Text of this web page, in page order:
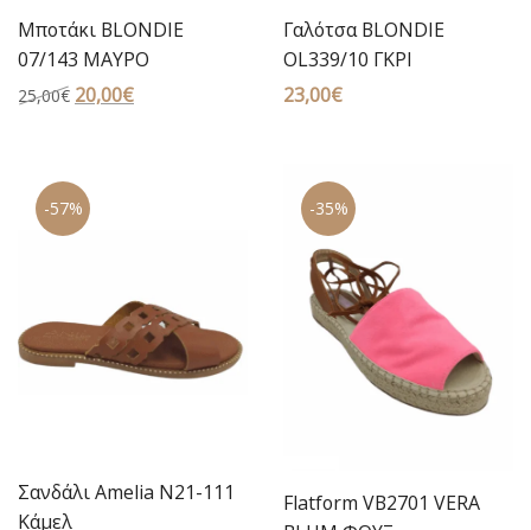
Μποτάκι BLONDIE
07/143 ΜΑΥΡΟ
25,00€ Original
25,00€.
20,00€Η
Γαλότσα BLONDIE
OL339/10 ΓΚΡΙ
23,00€
-57%
Σανδάλι Amelia N21-111
Κάμελ
-35%
Flatform VB2701 VERA